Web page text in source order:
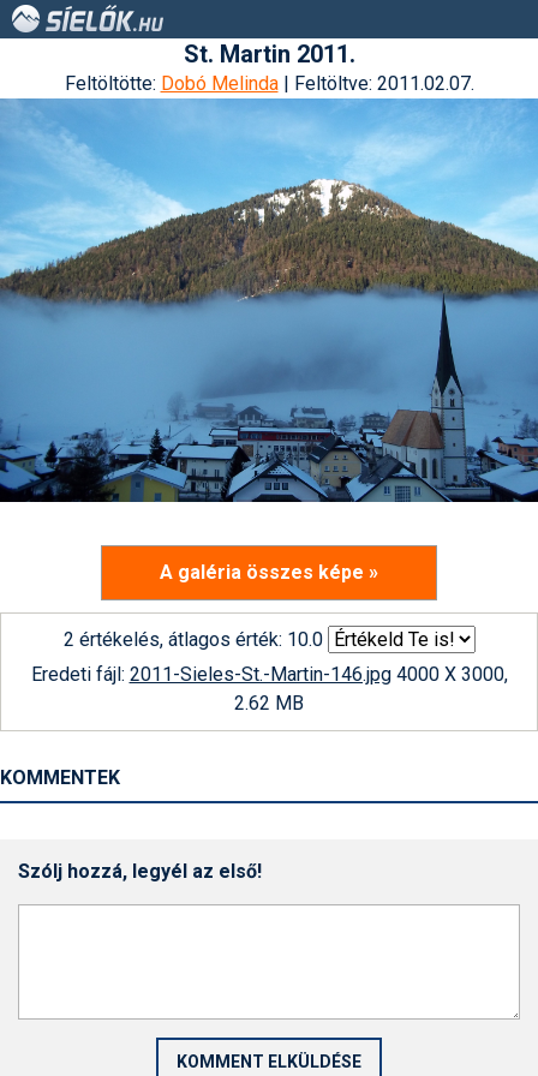
St. Martin 2011.
Feltöltötte: Dobó Melinda| Feltöltve: 2011.02.07.
A galéria összes képe »
2 értékelés, átlagos érték: 10.0
Eredeti fájl: 2011-Sieles-St.-Martin-146.jpg4000 X 3000,
2.62 MB
KOMMENTEK
Szólj hozzá, legyél az első!